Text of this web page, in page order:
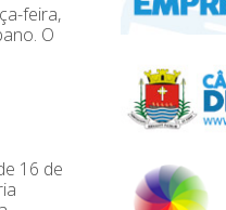
feira,
O
16 de